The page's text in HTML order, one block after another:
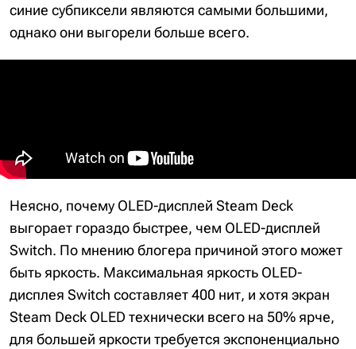
синие субпиксели являются самыми большими,
однако они выгорели больше всего.
Неясно, почему OLED-дисплей Steam Deck
выгорает гораздо быстрее, чем OLED-дисплей
Switch. По мнению блогера причиной этого может
быть яркость. Максимальная яркость OLED-
дисплея Switch составляет 400 нит, и хотя экран
Steam Deck OLED технически всего на 50% ярче,
для большей яркости требуется экспоненциально